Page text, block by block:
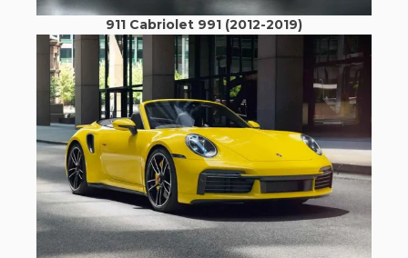
911 Cabriolet 991 (2012-2019)